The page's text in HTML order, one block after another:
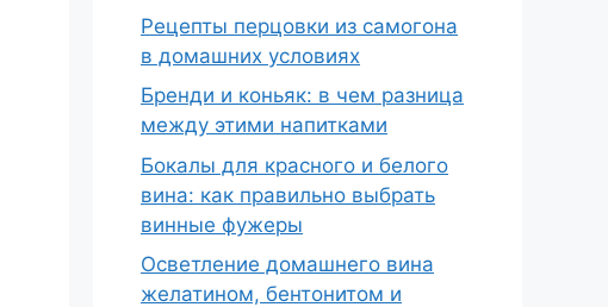
Рецепты перцовки из самогона
в домашних условиях
Бренди и коньяк: в чем разница
между этими напитками
Бокалы для красного и белого
вина: как правильно выбрать
винные фужеры
Осветление домашнего вина
желатином, бентонитом и